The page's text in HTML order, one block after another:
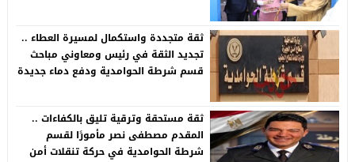
ثقة متجددة واستكمال لمسيرة العطاء ..
تجديد الثقة في رئيس ومعاوني مباحث
قسم شرطة الحوامدية ودفع دماء جديدة
ثقة مستحقة وترقية تليق بالكفاءات ..
المقدم مصطفى نصر مأمورًا لقسم
شرطة الحوامدية في حركة تنقلات أمن